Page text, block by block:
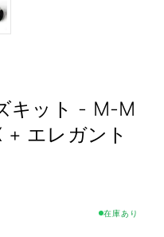
キット - M-M
+ エレガント
在庫あり